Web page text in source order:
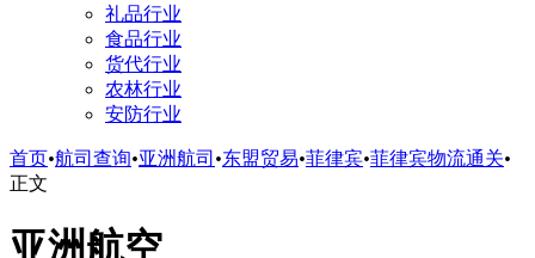
礼品行业
食品行业
货代行业
农林行业
安防行业
首页•航司查询•亚洲航司 •东盟贸易•菲律宾•菲律宾物流通关•
正文
亚洲航空